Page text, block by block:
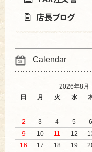
Calendar
2026年8月
日
月 火 水
2
3 4 5 6
9
10 11 12
16
17 18 19